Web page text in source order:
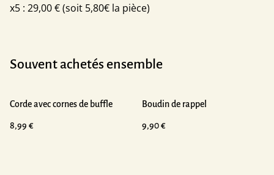
x5 : 29,00 € (soit 5,80€ la pièce)
Souvent achetés ensemble
Corde avec cornes de buffle
8,99 €
Boudin de rappel
9,90 €